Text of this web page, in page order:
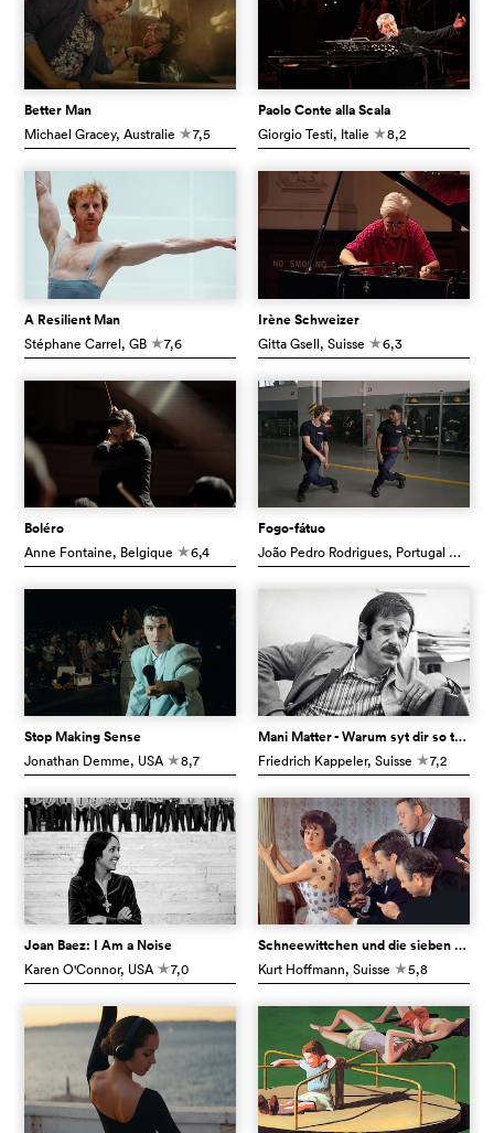
Better Man
Michael Gracey, Australie c7,5
Paolo Conte alla Scala
Giorgio Testi, Italie c8,2
A Resilient Man
Stéphane Carrel, GB c7,6
Irène Schweizer
Gitta Gsell, Suisse c6,3
Boléro
Anne Fontaine, Belgique c6,4
Fogo-fátuo
João Pedro Rodrigues, Portugal
Stop Making Sense
Jonathan Demme, USA c8,7
Mani Matter - Warum syt dir so truurig?
Friedrich Kappeler, Suisse c7,2
Joan Baez: I Am a Noise
Karen O'Connor, USA c7,0
Schneewittchen und die sieben Gaukler
Kurt Hoffmann, Suisse c5,8